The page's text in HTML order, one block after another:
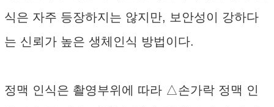
식은 자주 등장하지는 않지만, 보안성이 강하다
는 신뢰가 높은 생체인식 방법이다.
정맥 인식은 촬영부위에 따라 △손가락 정맥 인